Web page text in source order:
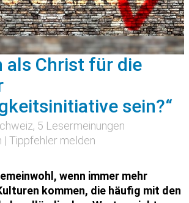
als Christ für die
sein?“
, 5 Lesermeinungen
| Tippfehler melden
wenn immer mehr
kommen, die häufig mit den